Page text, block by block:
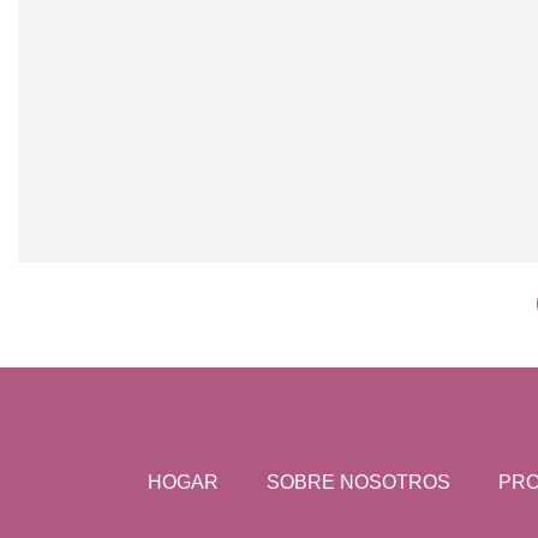
HOGAR SOBRE NOSOTROS